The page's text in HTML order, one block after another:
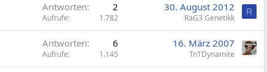
Antworten 2
Aufrufe 1.782
30. August 2012
RaG3 Genetikk
R
Antworten 6
Aufrufe 1.145
16. März 2007
TnTDynamite